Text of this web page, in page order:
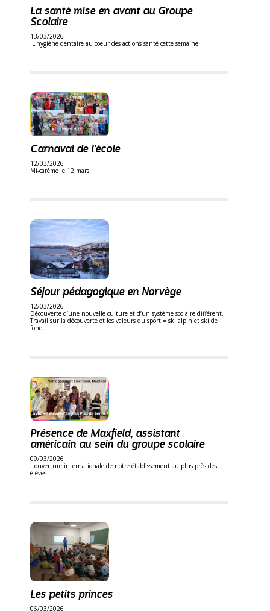
La santé mise en avant au Groupe
Scolaire
13/03/2026
lL'hygiène dentaire au coeur des actions santé cette semaine !
Carnaval de l'école
12/03/2026
Mi-carême le 12 mars
Séjour pédagogique en Norvège
12/03/2026
Découverte d’une nouvelle culture et d’un système scolaire différent.
Travail sur la découverte et les valeurs du sport = ski alpin et ski de
fond.
Présence de Maxfield, assistant
américain au sein du groupe scolaire
09/03/2026
L'ouverture internationale de notre établissement au plus près des
élèves !
Les petits princes
06/03/2026